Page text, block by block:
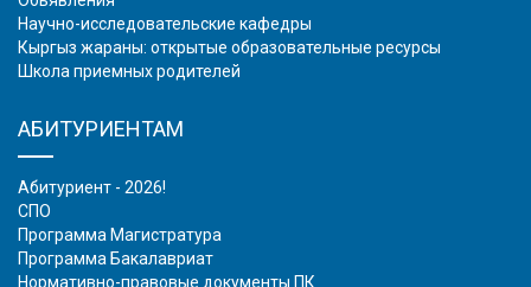
Научно-исследовательские кафедры
Кыргыз жараны: открытые образовательные ресурсы
Школа приемных родителей
АБИТУРИЕНТАМ
Абитуриент - 2026!
СПО
Программа Магистратура
Программа Бакалавриат
Нормативно-правовые документы ПК